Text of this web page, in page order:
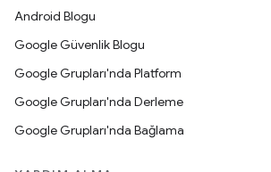
Android Blogu
Google Güvenlik Blogu
Google Grupları'nda Platform
Google Grupları'nda Derleme
Google Grupları'nda Bağlama